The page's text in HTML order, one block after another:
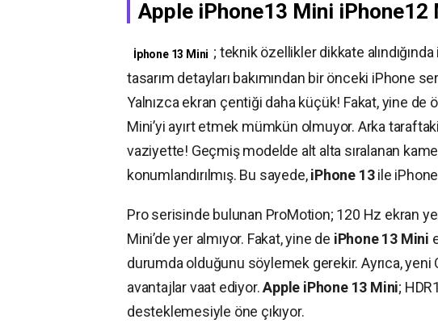
Apple iPhone13 Mini iPhone12
İphone 13 Mini ; teknik özellikler dikkate
tasarım detayları bakımından bir önceki iPhone
Yalnızca ekran çentiği daha küçük! Fakat, yine de
Mini’yi ayırt etmek mümkün olmuyor. Arka
vaziyette! Geçmiş modelde alt alta sıralanan
konumlandırılmış. Bu sayede,iPhone 13ile
Pro serisinde bulunan ProMotion; 120 Hz ekran
Mini’de yer almıyor. Fakat, yine de iPhone 13 Mini
durumda olduğunu söylemek gerekir. Ayrıca,
avantajlar vaat ediyor.Apple iPhone 13 Mini;
desteklemesiyle öne çıkıyor.